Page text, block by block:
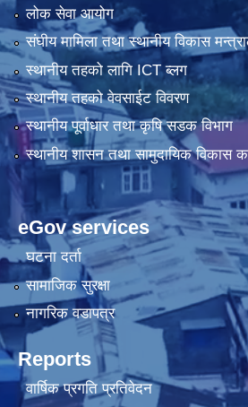
लोक सेवा आयोग
संघीय मामिला तथा स्थानीय विकास
स्थानीय तहको लागि ICT ब्लग
स्थानीय तहको वेवसाईट विवरण
स्थानीय पूर्वाधार तथा कृषि सडक विभाग
स्थानीय शासन तथा सामुदायिक विकास
eGov services
घटना दर्ता
सामाजिक सुरक्षा
नागरिक वडापत्र
Reports
वार्षिक प्रगति प्रतिवेदन